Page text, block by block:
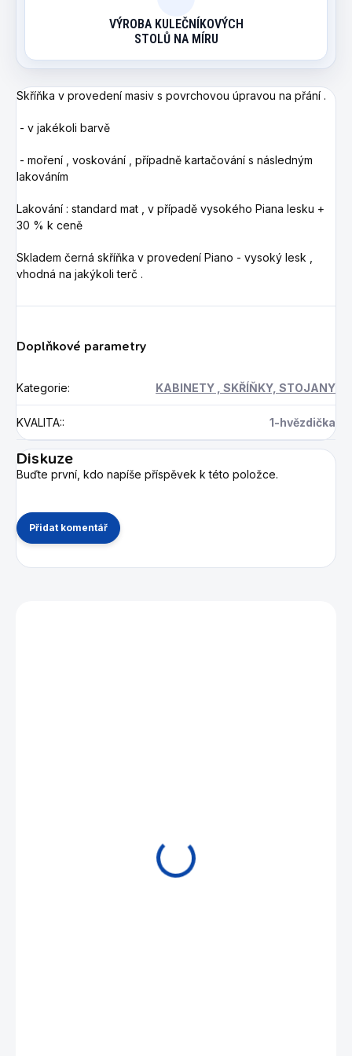
VÝROBA KULEČNÍKOVÝCH
STOLŮ NA MÍRU
Skříňka v provedení masiv s povrchovou úpravou na přání .
- v jakékoli barvě
- moření , voskování , případně kartačování s následným
lakováním
Lakování : standard mat , v případě vysokého Piana lesku +
30 % k ceně
Skladem černá skříňka v provedení Piano - vysoký lesk ,
vhodná na jakýkoli terč .
Doplňkové parametry
Kategorie: KABINETY , SKŘÍŇKY, STOJANY
KVALITA:: 1-hvězdička
Diskuze
Buďte první, kdo napíše příspěvek k této položce.
Přidat komentář